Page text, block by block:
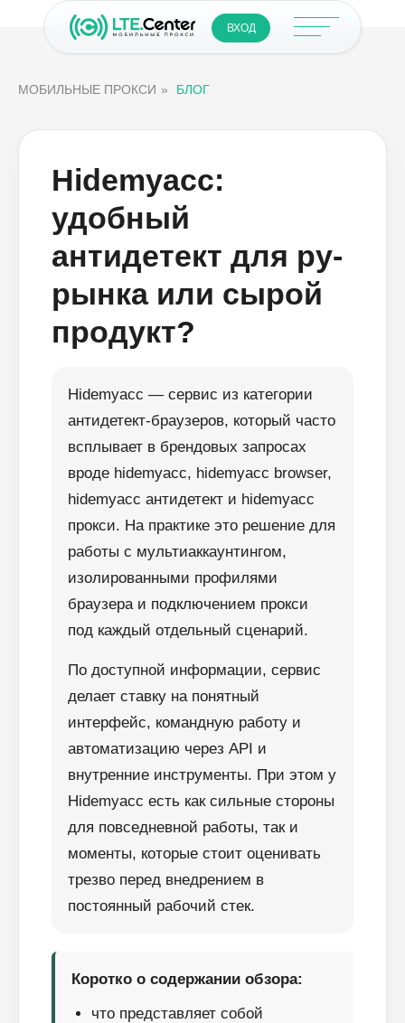
ВХОД
МОБИЛЬНЫЕ ПРОКСИ » БЛОГ
Hidemyacc:
удобный
антидетект для ру-
рынка или сырой
продукт?
Hidemyacc — сервис из категории
антидетект-браузеров, который часто
всплывает в брендовых запросах
вроде hidemyacc, hidemyacc browser,
hidemyacc антидетект и hidemyacc
прокси. На практике это решение для
работы с мультиаккаунтингом,
изолированными профилями
браузера и подключением прокси
под каждый отдельный сценарий.
По доступной информации, сервис
делает ставку на понятный
интерфейс, командную работу и
автоматизацию через API и
внутренние инструменты. При этом у
Hidemyacc есть как сильные стороны
для повседневной работы, так и
моменты, которые стоит оценивать
трезво перед внедрением в
постоянный рабочий стек.
Коротко о содержании обзора:
что представляет собой